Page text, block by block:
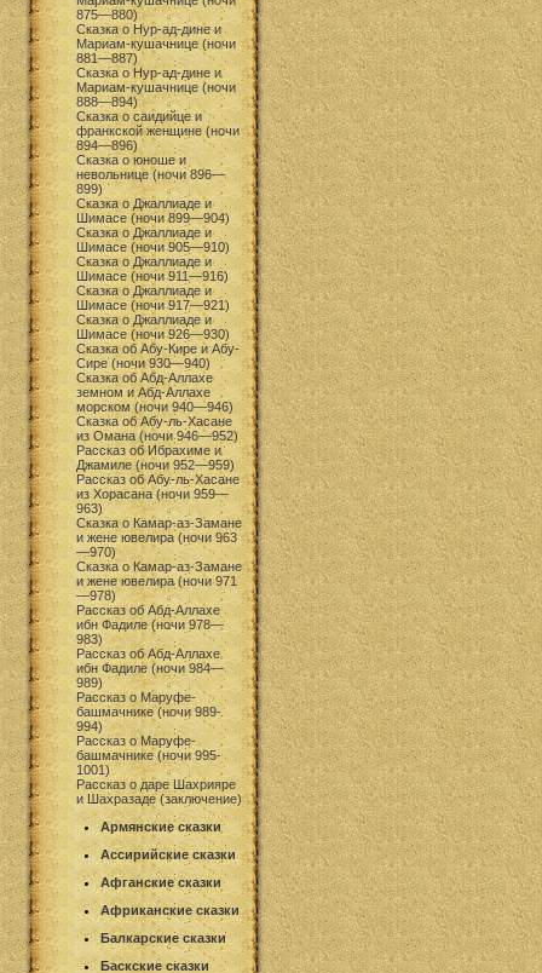
875—880)
Сказка о Нур-ад-дине и
Мариам-кушачнице (ночи
881—887)
Сказка о Нур-ад-дине и
Мариам-кушачнице (ночи
888—894)
Сказка о саидийце и
франкской женщине (ночи
894—896)
Сказка о юноше и
невольнице (ночи 896—
899)
Сказка о Джаллиаде и
Шимасе (ночи 899—904)
Сказка о Джаллиаде и
Шимасе (ночи 905—910)
Сказка о Джаллиаде и
Шимасе (ночи 911—916)
Сказка о Джаллиаде и
Шимасе (ночи 917—921)
Сказка о Джаллиаде и
Шимасе (ночи 926—930)
Сказка об Абу-Кире и Абу-
Сире (ночи 930—940)
Сказка об Абд-Аллахе
земном и Абд-Аллахе
морском (ночи 940—946)
Сказка об Абу-ль-Хасане
из Омана (ночи 946—952)
Рассказ об Ибрахиме и
Джамиле (ночи 952—959)
Рассказ об Абу-ль-Хасане
из Хорасана (ночи 959—
963)
Сказка о Камар-аз-Замане
и жене ювелира (ночи 963
—970)
Сказка о Камар-аз-Замане
и жене ювелира (ночи 971
—978)
Рассказ об Абд-Аллахе
ибн Фадиле (ночи 978—
983)
Рассказ об Абд-Аллахе
ибн Фадиле (ночи 984—
989)
Рассказ о Маруфе-
башмачнике (ночи 989-
994)
Рассказ о Маруфе-
башмачнике (ночи 995-
1001)
Рассказ о даре Шахрияре
и Шахразаде (заключение)
Армянские сказки
Ассирийские сказки
Афганские сказки
Африканские сказки
Балкарские сказки
Баскские сказки